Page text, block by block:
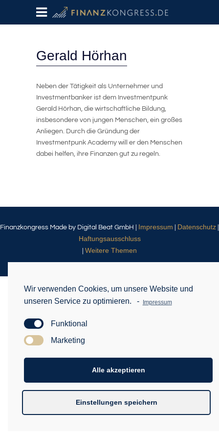
Gerald Hörhan
Neben der Tätigkeit als Unternehmer und
Investmentbanker ist dem Investmentpunk
Gerald Hörhan, die wirtschaftliche Bildung,
insbesondere von jungen Menschen, ein großes
Anliegen. Durch die Gründung der
Investmentpunk Academy will er den Menschen
dabei helfen, ihre Finanzen gut zu regeln.
Finanzkongress Made by Digital Beat GmbH | Impressum Datenschutz
Haftungsausschluss
Weitere Themen
Wir verwenden Cookies, um unsere Website und
unseren Service zu optimieren.
- Impressum
Funktional
Marketing
Alle akzeptieren
Einstellungen speichern